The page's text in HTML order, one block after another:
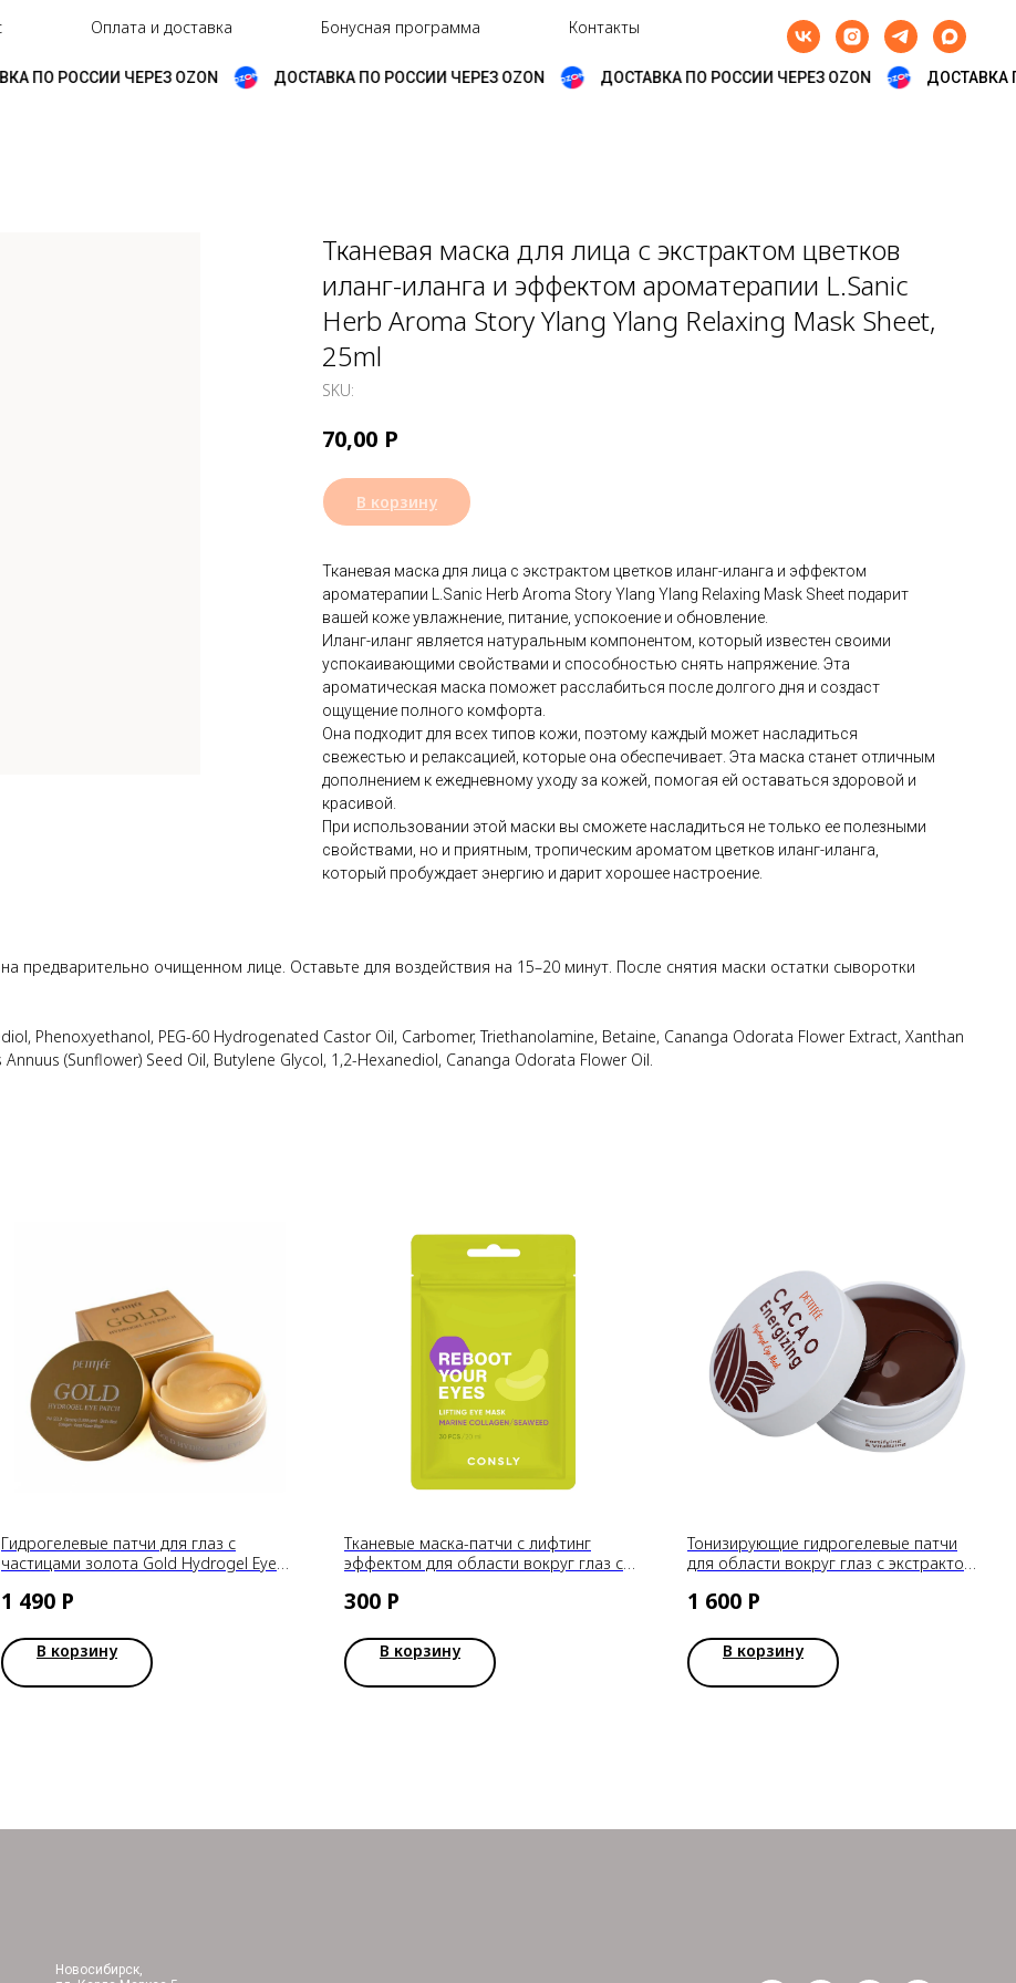
Оплата и доставка Бонусная программа Контакты
ПО РОССИИ ЧЕРЕЗ OZON ДОСТАВКА ПО РОССИИ ЧЕРЕЗ OZON ДОСТАВКА ПО РОССИИ ЧЕРЕЗ OZON ДОСТАВКА
Тканевая маска для лица с экстрактом цветков
иланг-иланга и эффектом ароматерапии L.Sanic
Herb Aroma Story Ylang Ylang Relaxing Mask Sheet,
25ml
SKU:
70,00 Р
В корзину
Тканевая маска для лица с экстрактом цветков иланг-иланга и эффектом
ароматерапии L.Sanic Herb Aroma Story Ylang Ylang Relaxing Mask Sheet подарит
вашей коже увлажнение, питание, успокоение и обновление.
Иланг-иланг является натуральным компонентом, который известен своими
успокаивающими свойствами и способностью снять напряжение. Эта
ароматическая маска поможет расслабиться после долгого дня и создаст
ощущение полного комфорта.
Она подходит для всех типов кожи, поэтому каждый может насладиться
свежестью и релаксацией, которые она обеспечивает. Эта маска станет отличным
дополнением к ежедневному уходу за кожей, помогая ей оставаться здоровой и
красивой.
При использовании этой маски вы сможете насладиться не только ее полезными
свойствами, но и приятным, тропическим ароматом цветков иланг-иланга,
который пробуждает энергию и дарит хорошее настроение.
предварительно очищенном лице. Оставьте для воздействия на 15–20 минут. После снятия маски остатки сыворотки
Phenoxyethanol, PEG-60 Hydrogenated Castor Oil, Carbomer, Triethanolamine, Betaine, Cananga Odorata Flower Extract, Xanthan
(Sunflower) Seed Oil, Butylene Glycol, 1,2-Hexanediol, Cananga Odorata Flower Oil.
Гидрогелевые патчи для глаз с
частицами золота Gold Hydrogel Eye
1 490 Р
В корзину
Тканевые маска-патчи с лифтинг
эффектом для области вокруг глаз с
CONSLY, 30 шт
300 Р
В корзину
Тонизирующие гидрогелевые патчи
для области вокруг глаз с экстрактом
Mask Petitfee
1 600 Р
В корзину
Новосибирск,